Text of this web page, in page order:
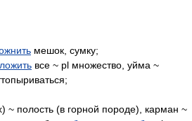
мешок, сумку;
все ~ pl множество, уйма ~
~ полость (в горной породе), карман ~